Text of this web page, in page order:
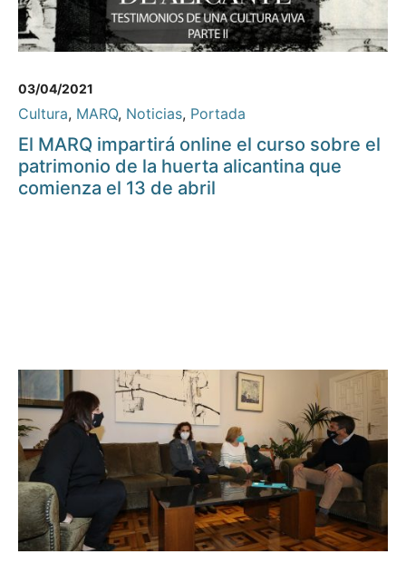
03/04/2021
Cultura, MARQ, Noticias, Portada
El MARQ impartirá online el curso sobre el
patrimonio de la huerta alicantina que
comienza el 13 de abril